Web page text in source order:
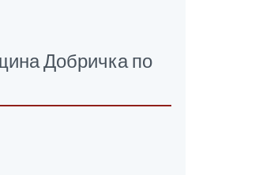
Добричка по